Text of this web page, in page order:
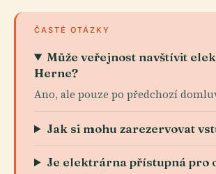
ČASTÉ OTÁZKY
Může veřejnost navštívit
Herne?
Ano, ale pouze po předchozí
Jak si mohu zarezervovat
Je elektrárna přístupná pro